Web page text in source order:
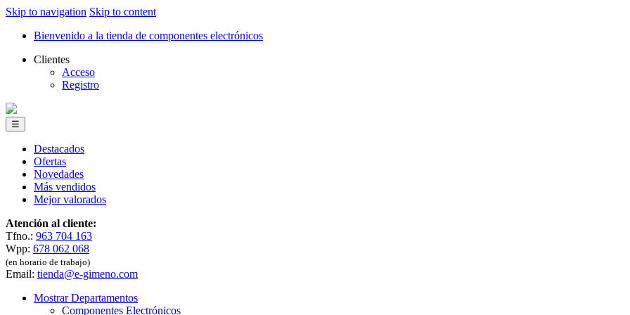
Skip to navigation Skip to content
Bienvenido a la tienda de componentes electrónicos
Clientes
Acceso
Registro
☰
Destacados
Ofertas
Novedades
Más vendidos
Mejor valorados
Atención al cliente:
Tfno.: 963 704 163
Wpp: 678 062 068
(en horario de trabajo)
Email: tienda@e-gimeno.com
Mostrar Departamentos
Componentes Electrónicos